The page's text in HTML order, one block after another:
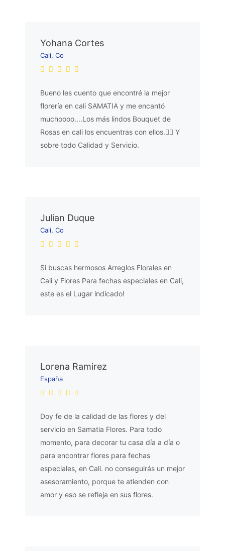
Yohana Cortes
Cali, Co
Bueno les cuento que encontré la mejor
florería en cali SAMATIA y me encantó
muchoooo....Los más lindos Bouquet de
Rosas en cali los encuentras con ellos.👌🏼 Y
sobre todo Calidad y Servicio.
Julian Duque
Cali, Co
Si buscas hermosos Arreglos Florales en
Cali y Flores Para fechas especiales en Cali,
este es el Lugar indicado!
Lorena Ramirez
España
Doy fe de la calidad de las flores y del
servicio en Samatia Flores. Para todo
momento, para decorar tu casa día a día o
para encontrar flores para fechas
especiales, en Cali. no conseguirás un mejor
asesoramiento, porque te atienden con
amor y eso se refleja en sus flores.